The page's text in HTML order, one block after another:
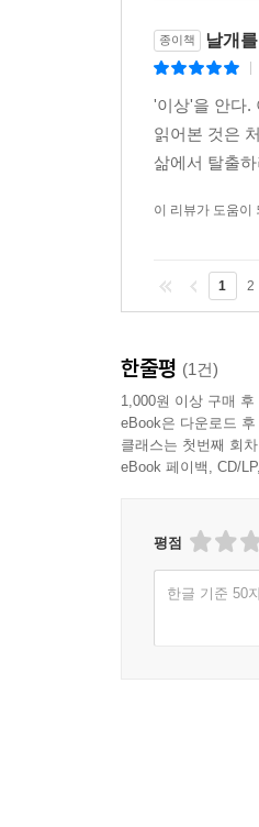
종이책 날개
'이상'을 안다.
읽어본 것은
삶에서 탈출
이 리뷰가 도움이
1 2
한줄평 (1건)
1,000원 이상 구매 후
eBook은 다운로드
클래스는 첫번째 회
eBook 페이백, CD/
평점
한글 기준 50